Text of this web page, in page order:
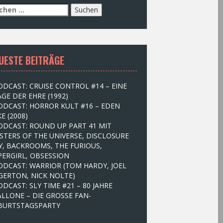
BEITRÄGE
CRUISE CONTROL #14 – EINE
DER EHRE (1992)
HORROR KULT #16 – EDEN
(2008)
ROUND UP PART 41 MIT
OF THE UNIVERSE, DISCLOSURE
BACKROOMS, THE FURIOUS,
OBSESSION
WARRIOR (TOM HARDY, JOEL
NICK NOLTE)
SLY TIME #21 – 80 JAHRE
– DIE GROSSE FAN-